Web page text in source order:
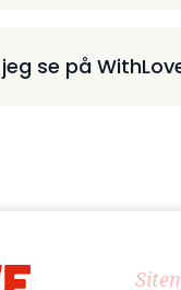
se på